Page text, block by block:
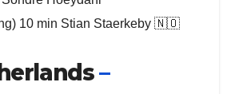
10 min Stian Staerkeby 🇳🇴
–